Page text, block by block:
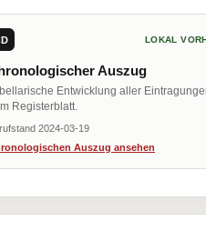
LOKAL
Auszug
Entwicklung aller
Registerblatt.
2024-03-19
Auszug ansehen